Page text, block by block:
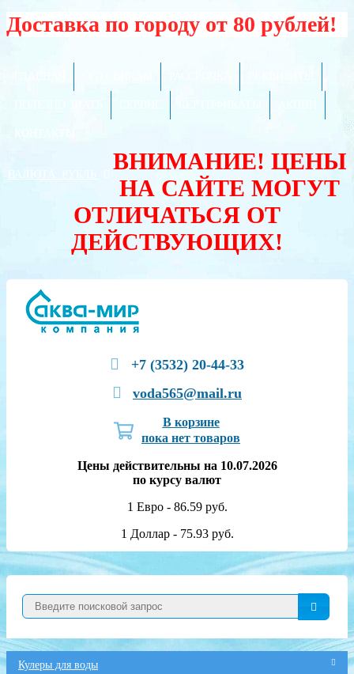
Доставка по городу от 80 рублей!
ВАЛЮТА:
ВНИМАНИЕ! ЦЕНЫ
НА САЙТЕ МОГУТ
ОТЛИЧАТЬСЯ ОТ
ДЕЙСТВУЮЩИХ!
+7 (3532) 20-44-33
voda565@mail.ru
В корзине
пока нет товаров
Цены действительны на 10.07.2026
по курсу валют
1 Евро - 86.59 руб.
1 Доллар - 75.93 руб.
Кулеры для воды